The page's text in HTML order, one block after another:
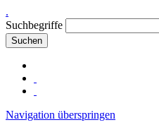
.
Suchbegriffe
Suchen
Navigation überspringen